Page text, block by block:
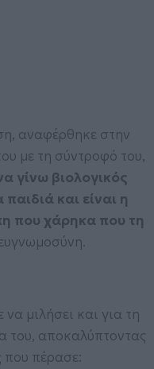
αναφέρθηκε στην
με τη σύντροφό του,
γίνω βιολογικός
και είναι η
που χάρηκα που τη
μιλήσει και για τη
του, αποκαλύπτοντας
που πέρασε: